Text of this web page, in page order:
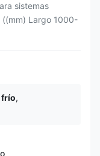
sistemas
Largo 1000-
frío,